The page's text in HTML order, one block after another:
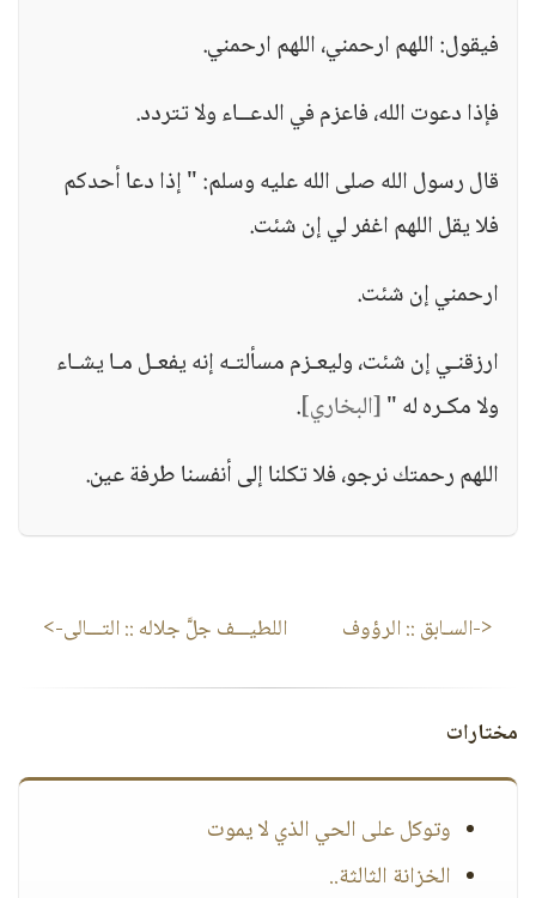
فيقول: اللهم ارحمني، اللهم ارحمني.
فإذا دعوت الله، فاعزم في الدعــاء ولا تتردد.
قال رسول الله صلى الله عليه وسلم: " إذا دعا أحدكم
فلا يقل اللهم اغفر لي إن شئت.
ارحمني إن شئت.
ارزقنـي إن شئت، وليعـزم مسألتـه إنه يفعـل مـا يشـاء
ولا مكـره له "[البخاري].
اللهم رحمتك نرجو، فلا تكلنا إلى أنفسنا طرفة عين.
<-السـابق ::الرؤوف اللطيـــف جلَّ جلاله :: التـــالى->
مختارات
وتوكل على الحي الذي لا يموت
الخزانة الثالثة..